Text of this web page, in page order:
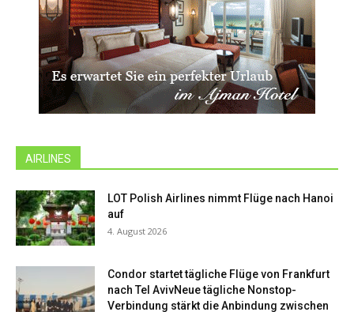
AIRLINES
LOT Polish Airlines nimmt Flüge nach Hanoi
auf
4. August 2026
Condor startet tägliche Flüge von Frankfurt
nach Tel AvivNeue tägliche Nonstop-
Verbindung stärkt die Anbindung zwischen